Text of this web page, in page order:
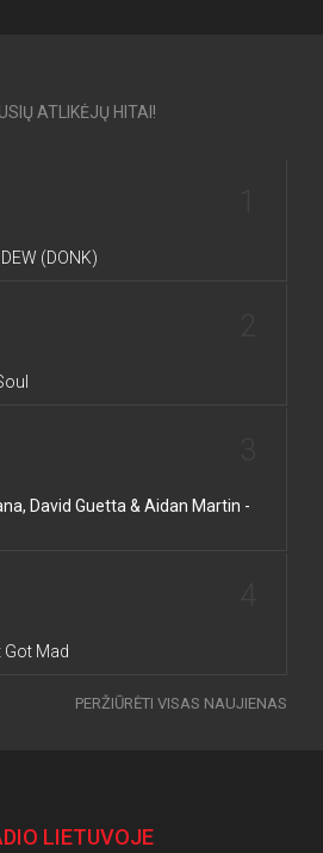
ATLIKĖJŲ HITAI!
(DONK)
David Guetta & Aidan Martin -
Got Mad
PERŽIŪRĖTI VISAS NAUJIENAS
LIETUVOJE